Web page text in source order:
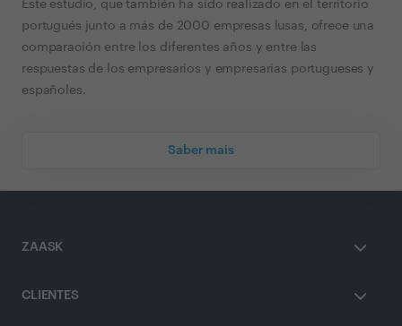
Este estudio, que también ha sido realizado en el territorio
portugués junto a más de 2000 empresas lusas, ofrece una
comparación entre los diferentes años y entre las
respuestas de los empresarios y empresarias portugueses y
españoles.
Saber mais
ZAASK
CLIENTES